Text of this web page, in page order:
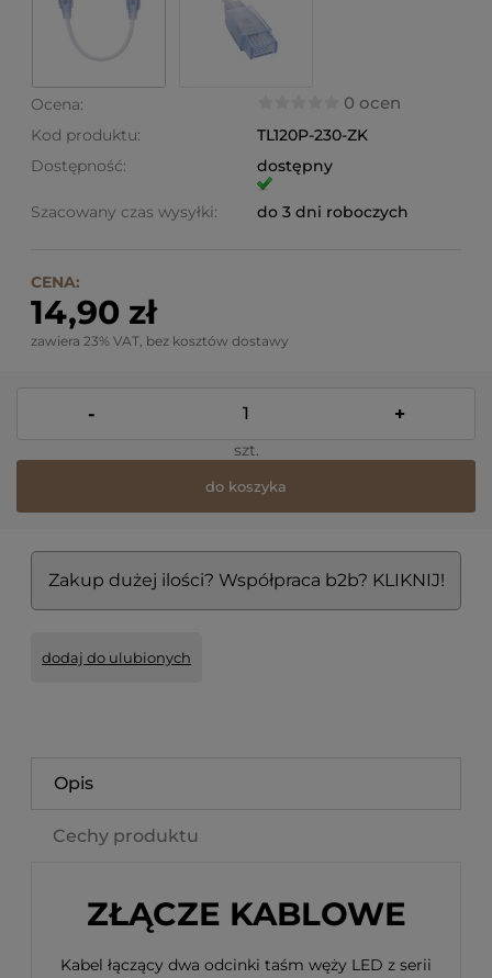
Ocena: 0 ocen
Kod produktu:
TL120P-230-ZK
Dostępność:
dostępny
Szacowany czas wysyłki: do 3 dni roboczych
CENA:
14,90 zł
zawiera 23% VAT, bez kosztów dostawy
- +
szt.
do koszyka
Zakup dużej ilości? Współpraca b2b? KLIKNIJ!
dodaj do ulubionych
Opis
Cechy produktu
ZŁĄCZE KABLOWE
Kabel łączący dwa odcinki taśm węży LED z serii